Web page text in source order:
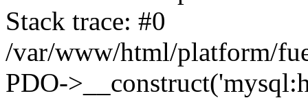
Stack trace: #0
/var/www/html/platform/
PDO-